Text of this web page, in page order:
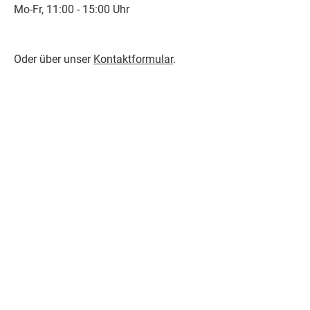
Mo-Fr, 11:00 - 15:00 Uhr
Oder über unser Kontaktformular.